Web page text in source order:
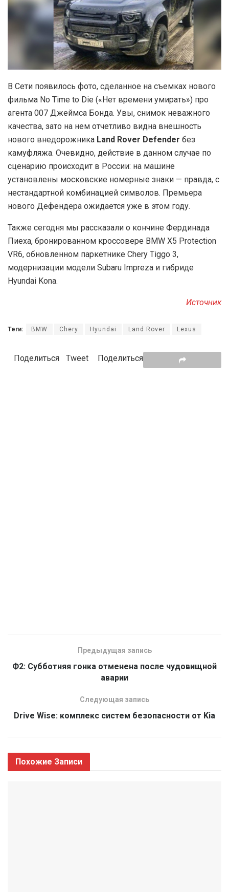
В Сети появилось фото, сделанное на съемках нового
фильма No Time to Die («Нет времени умирать») про
агента 007 Джеймса Бонда. Увы, снимок неважного
качества, зато на нем отчетливо видна внешность
нового внедорожника Land Rover Defender без
камуфляжа. Очевидно, действие в данном случае по
сценарию происходит в России: на машине
установлены московские номерные знаки — правда, с
нестандартной комбинацией символов. Премьера
нового Дефендера ожидается уже в этом году.
Также сегодня мы рассказали о кончине Фердинада
Пиеха, бронированном кроссовере BMW X5 Protection
VR6, обновленном паркетнике Chery Tiggo 3,
модернизации модели Subaru Impreza и гибриде
Hyundai Kona.
Источник
Теги: BMW Chery Hyundai Land Rover Lexus
Поделиться Tweet Поделиться
Предыдущая запись
Ф2: Субботняя гонка отменена после чудовищной
аварии
Следующая запись
Drive Wise: комплекс систем безопасности от Kia
Похожие Записи